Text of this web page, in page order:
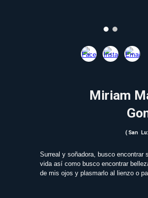
Miriam
(San
Surreal y soñadora, busco encontrar
vida así como busco encontrar
de mis ojos y plasmarlo al lienzo o